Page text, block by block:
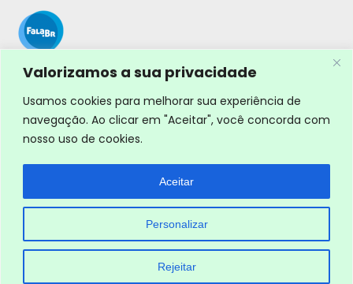
Valorizamos a sua privacidade
Usamos cookies para melhorar sua experiência de
navegação. Ao clicar em "Aceitar", você concorda com
nosso uso de cookies.
Personalizar
Rejeitar
Aceitar